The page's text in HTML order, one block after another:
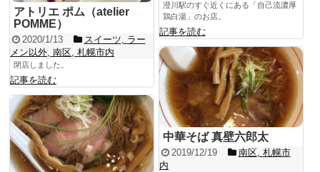
澄川駅のすぐ近くにある「自己流濃厚
鶏白湯」のお店。
記事を読む
アトリエ ポム（atelier
POMME）
2020/1/13 スイーツ, ラー
メン以外, 南区, 札幌市内
閉店しました。
記事を読む
中華そば 真壁六郎太
2019/12/19 南区, 札幌市
内